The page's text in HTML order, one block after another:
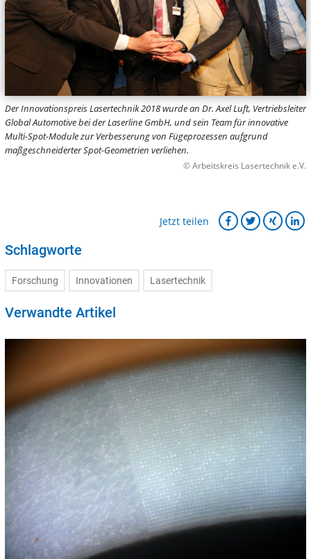
Der Innovationspreis Lasertechnik 2018 wurde an Dr. Axel Luft, Vertriebsleiter
Global Automotive bei der Laserline GmbH, und sein Team für innovative
Multi-Spot-Module zur Verbesserung von Fügeprozessen aufgrund
maßgeschneiderter Spot-Geometrien verliehen.
© Arbeitskreis Lasertechnik e.V.
Jetzt teilen
Schlagworte
Forschung Innovationen Lasertechnik
Verwandte Artikel